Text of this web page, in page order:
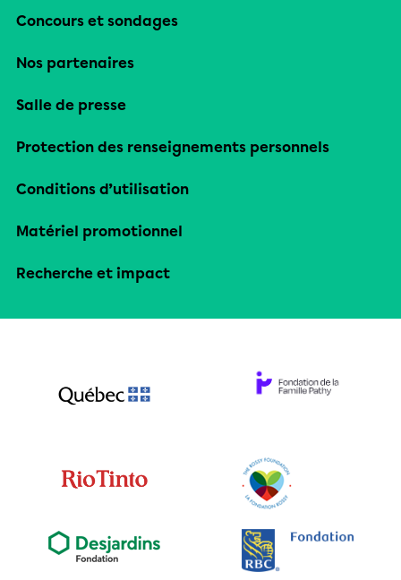
Concours et sondages
Nos partenaires
Salle de presse
Protection des renseignements personnels
Conditions d’utilisation
Matériel promotionnel
Recherche et impact